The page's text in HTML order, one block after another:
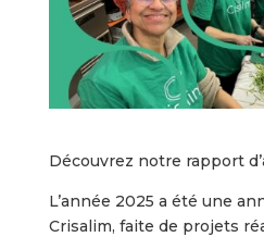
Découvrez notre rapport
L’année 2025 a été une
Crisalim, faite de projets